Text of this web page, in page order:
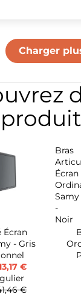
Charger
Écran
- Gris
€
€
Bras
Écran
Samy
-
Noir